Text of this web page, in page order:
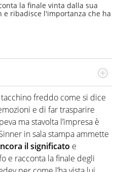
la finale vinta dalla sua
e ribadisce l'importanza che ha
numerose manifestazioni
agenzie e testate. Esperienza,
e memoria storica. Si occupa
tacchino freddo come si dice
e di far trasparire
ma stavolta l’impresa è
in sala stampa ammette
il significato e
e racconta la finale degli